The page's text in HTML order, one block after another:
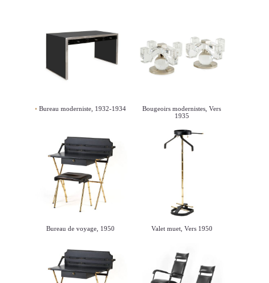
Bureau moderniste, 1932-1934
Bougeoirs modernistes, Vers
1935
Bureau de voyage, 1950 Valet muet, Vers 1950